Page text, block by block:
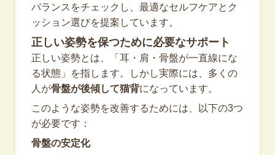
バランスをチェックし、最適なセルフケアとク
ッション選びを提案しています。
正しい姿勢を保つために必要なサポート
正しい姿勢とは、「耳・肩・骨盤が一直線にな
る状態」を指します。しかし実際には、多くの
人が骨盤が後傾して猫背になっています。
このような姿勢を改善するためには、以下の3つ
が必要です：
骨盤の安定化